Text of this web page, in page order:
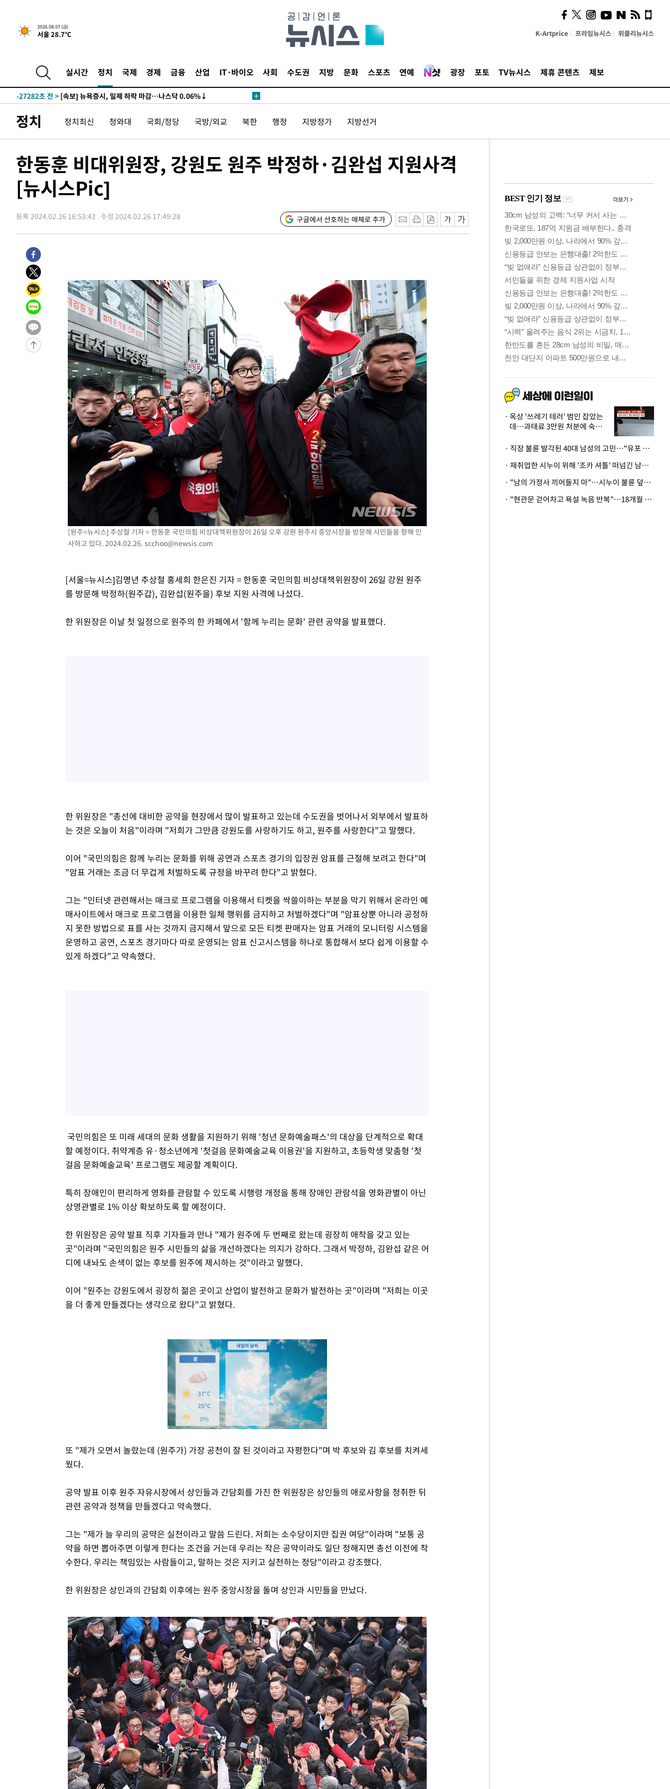
2026.08.07 (금)
서울 28.7℃ K-Artprice 프라임뉴시스 위클리뉴시스
실시간 정치 국제 경제 금융 산업 IT·바이오 사회 수도권 지방 문화 스포츠 연예 광장 포토 TV뉴시스 제휴 콘텐츠 제보
-27302초 전 >[속보] 뉴욕증시, 일제 하락 마감…나스닥 0.06%↓
-29582초 전 >
[속보]트럼프, 美 원정출산 금지 행정명령 서명
-27282초 전 >
-31451초 전 > [속보]美, 폴리실리콘 수입 규제…파생제품 15% 관세, 120일 후
-27302초 전 > [속보] 뉴욕증시, 일제 하락 마감…나스닥 0.06%↓
정치 정치최신 청와대 국회/정당 국방/외교 북한 행정 지방정가 지방선거
한동훈 비대위원장, 강원도 원주 박정하·김완섭 지원사격
[뉴시스Pic]
등록 2024.02.26 16:53:42 수정 2024.02.26 17:49:28 구글에서 선호하는 매체로 추가
[원주=뉴시스] 추상철 기자 = 한동훈 국민의힘 비상대책위원장이 26일 오후 강원 원주시 중앙시장을 방문해 시민들을 향해 인
사하고 있다. 2024.02.26. scchoo@newsis.com
[서울=뉴시스]김명년 추상철 홍세희 한은진 기자 = 한동훈 국민의힘 비상대책위원장이 26일 강원 원주
를 방문해 박정하(원주갑), 김완섭(원주을) 후보 지원 사격에 나섰다.
한 위원장은 이날 첫 일정으로 원주의 한 카페에서 '함께 누리는 문화' 관련 공약을 발표했다.
한 위원장은 "총선에 대비한 공약을 현장에서 많이 발표하고 있는데 수도권을 벗어나서 외부에서 발표하
는 것은 오늘이 처음"이라며 "저희가 그만큼 강원도를 사랑하기도 하고, 원주를 사랑한다"고 말했다.
이어 "국민의힘은 함께 누리는 문화를 위해 공연과 스포츠 경기의 입장권 암표를 근절해 보려고 한다"며
"암표 거래는 조금 더 무겁게 처벌하도록 규정을 바꾸려 한다"고 밝혔다.
그는 "인터넷 관련해서는 매크로 프로그램을 이용해서 티켓을 싹쓸이하는 부분을 막기 위해서 온라인 예
매사이트에서 매크로 프로그램을 이용한 일체 행위를 금지하고 처벌하겠다"며 "암표상뿐 아니라 공정하
지 못한 방법으로 표를 사는 것까지 금지해서 앞으로 모든 티켓 판매자는 암표 거래의 모니터링 시스템을
운영하고 공연, 스포츠 경기마다 따로 운영되는 암표 신고시스템을 하나로 통합해서 보다 쉽게 이용할 수
있게 하겠다"고 약속했다.
국민의힘은 또 미래 세대의 문화 생활을 지원하기 위해 '청년 문화예술패스'의 대상을 단계적으로 확대
할 예정이다. 취약계층 유·청소년에게 '첫걸음 문화예술교육 이용권'을 지원하고, 초등학생 맞춤형 '첫
걸음 문화예술교육' 프로그램도 제공할 계획이다.
특히 장애인이 편리하게 영화를 관람할 수 있도록 시행령 개정을 통해 장애인 관람석을 영화관별이 아닌
상영관별로 1% 이상 확보하도록 할 예정이다.
한 위원장은 공약 발표 직후 기자들과 만나 "제가 원주에 두 번째로 왔는데 굉장히 애착을 갖고 있는
곳"이라며 "국민의힘은 원주 시민들의 삶을 개선하겠다는 의지가 강하다. 그래서 박정하, 김완섭 같은 어
디에 내놔도 손색이 없는 후보를 원주에 제시하는 것"이라고 말했다.
이어 "원주는 강원도에서 굉장히 젊은 곳이고 산업이 발전하고 문화가 발전하는 곳"이라며 "저희는 이곳
을 더 좋게 만들겠다는 생각으로 왔다"고 밝혔다.
또 "제가 오면서 놀랐는데 (원주가) 가장 공천이 잘 된 것이라고 자평한다"며 박 후보와 김 후보를 치켜세
웠다.
공약 발표 이후 원주 자유시장에서 상인들과 간담회를 가진 한 위원장은 상인들의 애로사항을 청취한 뒤
관련 공약과 정책을 만들겠다고 약속했다.
그는 "제가 늘 우리의 공약은 실천이라고 말씀 드린다. 저희는 소수당이지만 집권 여당"이라며 "보통 공
약을 하면 뽑아주면 이렇게 한다는 조건을 거는데 우리는 작은 공약이라도 일단 정해지면 총선 이전에 착
수한다. 우리는 책임있는 사람들이고, 말하는 것은 지키고 실천하는 정당"이라고 강조했다.
한 위원장은 상인과의 간담회 이후에는 원주 중앙시장을 돌며 상인과 시민들을 만났다.
의견, 국토부·LH에 충실히
전달할 것"
옥상 '쓰레기 테러' 범인 잡았는
데…과태료 3만원 처분에 숙박업
· 직장 불륜 발각된 40대 남성의 고민…"유포 동료 명예훼손·협박죄 고소 가능할까"
· 재취업한 시누이 위해 '조카 셔틀' 떠넘긴 남편…아내 "난 못한다"
· "남의 가정사 끼어들지 마"…시누이 불륜 덮으려는 남편에 억울한 아내
· "현관문 걷어차고 욕설 녹음 반복"…18개월 아기 키우는 집 뒤흔든 '앞집의 비극'